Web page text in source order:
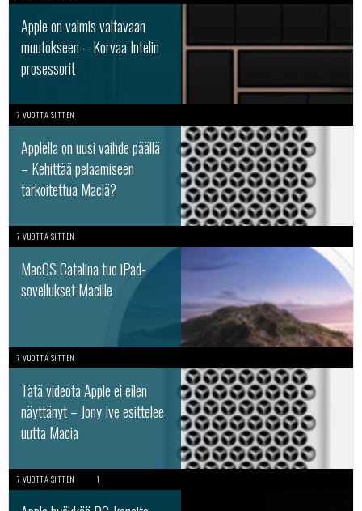
Apple on valmis valtavaan
muutokseen – Korvaa Intelin
prosessorit
7 VUOTTA SITTEN
Applella on uusi vaihde päällä
– Kehittää pelaamiseen
tarkoitettua Maciä?
7 VUOTTA SITTEN
MacOS Catalina tuo iPad-
sovellukset Macille
7 VUOTTA SITTEN
Tätä videota Apple ei eilen
näyttänyt – Jony Ive esittelee
uutta Macia
7 VUOTTA SITTEN 1